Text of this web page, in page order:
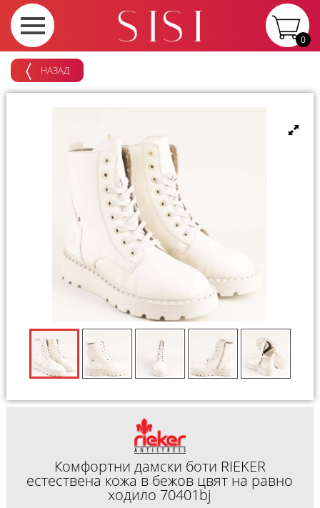
0
НАЗАД
Комфортни дамски боти RIEKER
естествена кожа в бежов цвят на равно
ходило 70401bj